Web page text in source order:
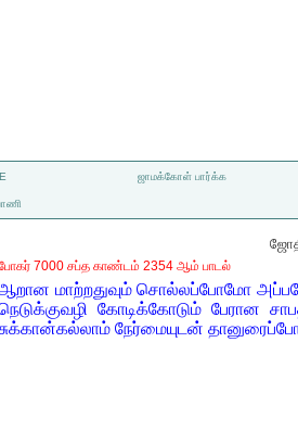
ஜாமக்கோள் பார்க்க
7000 சப்த காண்டம் 2354 ஆம் பாடல்
மாற்றதுவும் சொல்லப்போமோ
கோடிக்கோடும் பேரான
நேர்மையுடன்